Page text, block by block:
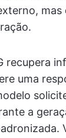
recupera
uma
a